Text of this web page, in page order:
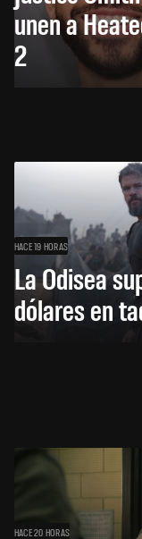
unen a
2
HACE 19 HORAS
La Odisea
dólares en
HACE 20 HORAS